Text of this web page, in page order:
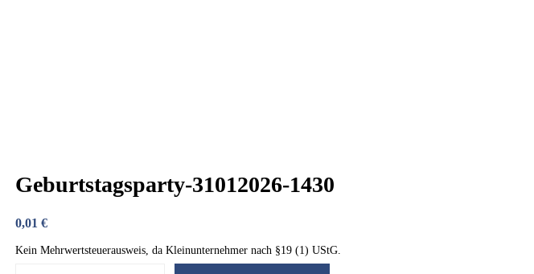
Geburtstagsparty-31012026-1430
0,01 €
Kein Mehrwertsteuerausweis, da Kleinunternehmer nach §19 (1) UStG.